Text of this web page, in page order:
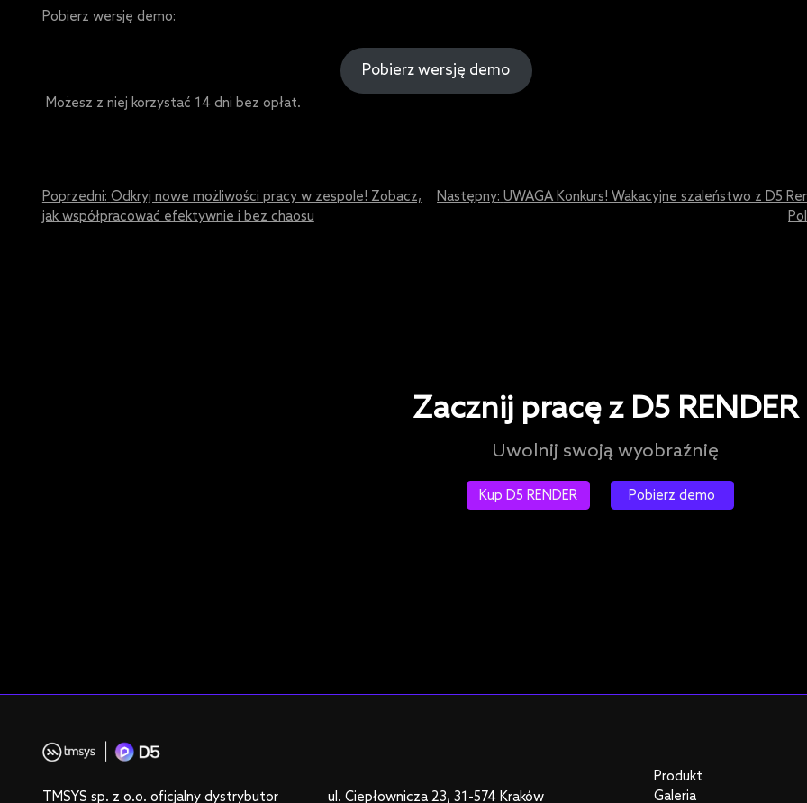
Pobierz wersję demo:
Pobierz wersję demo
Możesz z niej korzystać 14 dni bez opłat.
Post
navigation
Poprzedni: Odkryj nowe możliwości pracy w zespole! Zobacz,
jak współpracować efektywnie i bez chaosu
Następny: UWAGA Konkurs! Wakacyjne szaleństwo z D5
Zacznij pracę z D5 RENDER
Uwolnij swoją wyobraźnię
Kup D5 RENDER Pobierz demo
TMSYS sp. z o.o. oficjalny dystrybutor ul. Ciepłownicza 23, 31-574 Kraków
Produkt
Galeria